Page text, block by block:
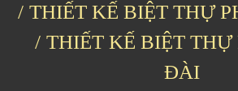
THIẾT KẾ BIỆT THỰ
THIẾT KẾ BIỆT THỰ
ĐÀI